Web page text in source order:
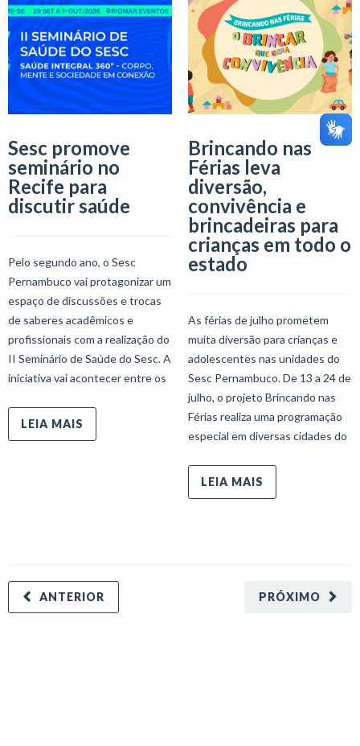
Sesc promove
seminário no
Recife para
discutir saúde
Pelo segundo ano, o Sesc
Pernambuco vai protagonizar um
espaço de discussões e trocas
de saberes acadêmicos e
profissionais com a realização do
II Seminário de Saúde do Sesc. A
iniciativa vai acontecer entre os
LEIA MAIS
Brincando nas
Férias leva
diversão,
convivência e
brincadeiras para
crianças em todo o
estado
As férias de julho prometem
muita diversão para crianças e
adolescentes nas unidades do
Sesc Pernambuco. De 13 a 24 de
julho, o projeto Brincando nas
Férias realiza uma programação
especial em diversas cidades do
LEIA MAIS
PRÓXIMO
ANTERIOR